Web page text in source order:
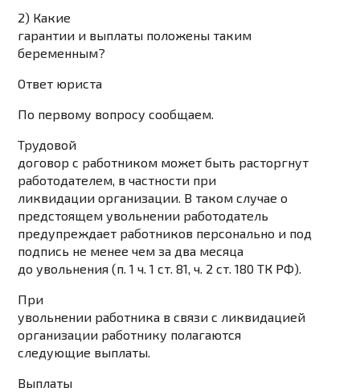
2) Какие
гарантии и выплаты положены таким
беременным?
Ответ юриста
По первому вопросу сообщаем.
Трудовой
договор с работником может быть расторгнут
работодателем, в частности при
ликвидации организации. В таком случае о
предстоящем увольнении работодатель
предупреждает работников персонально и под
подпись не менее чем за два месяца
до увольнения (п. 1 ч. 1 ст. 81, ч. 2 ст. 180 ТК РФ).
При
увольнении работника в связи с ликвидацией
организации работнику полагаются
следующие выплаты.
Выплаты